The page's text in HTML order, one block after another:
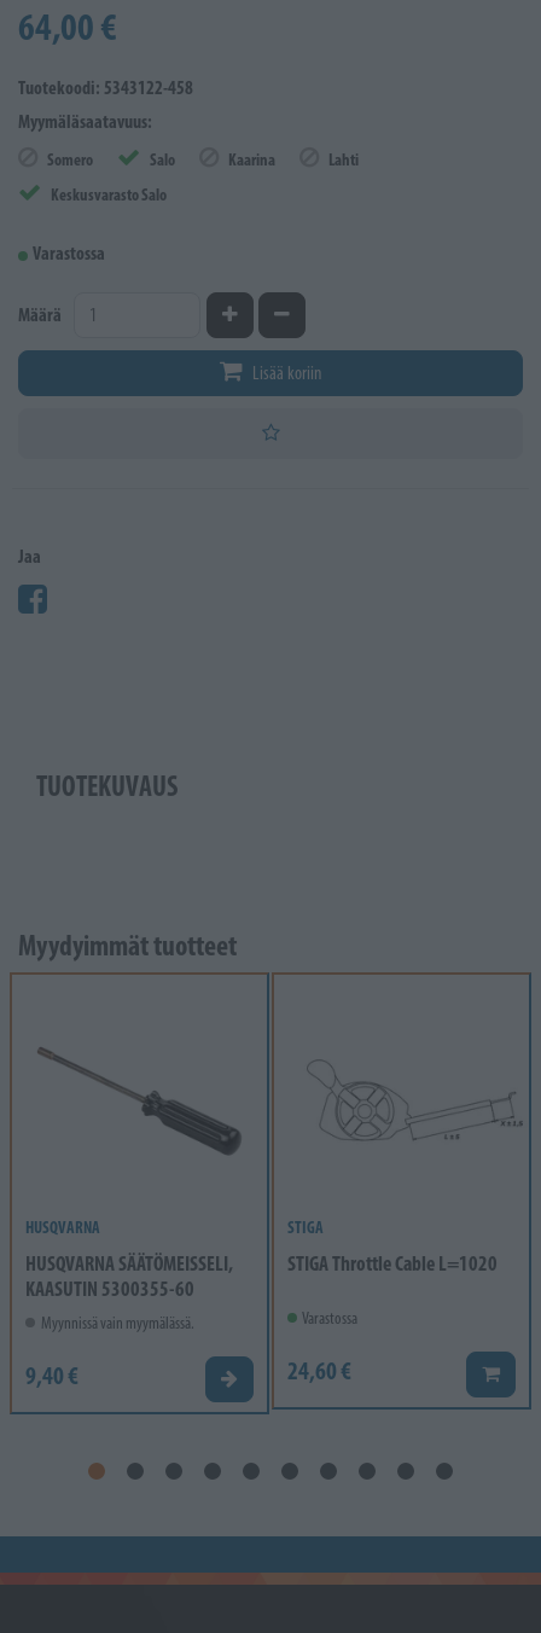
64,00 €
Tuotekoodi: 5343122-458
Myymäläsaatavuus:
Somero Salo Kaarina
Lahti
Keskusvarasto Salo
Varastossa
Määrä Kasvata määrääVähennä määrää
Lisää koriin
Jaa
TUOTEKUVAUS
Myydyimmät tuotteet
HUSQVARNA
HUSQVARNA SÄÄTÖMEISSELI,
KAASUTIN 5300355-60
Myynnissä vain myymälässä.
9,40 € Valitse vaihtoehto
STIGA
STIGA Throttle Cable L=1020
Varastossa
24,60 € Lisää